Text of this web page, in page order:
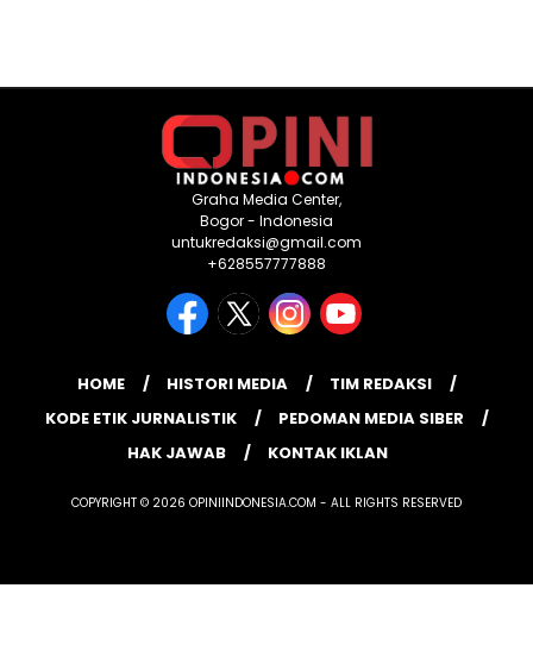
Graha Media Center,
Bogor - Indonesia
untukredaksi@gmail.com
+628557777888
HOME HISTORI MEDIA
TIM REDAKSI
KODE ETIK JURNALISTIK
PEDOMAN MEDIA SIBER
HAK JAWAB
KONTAK IKLAN
COPYRIGHT © 2026 OPINIINDONESIA.COM - ALL RIGHTS RESERVED